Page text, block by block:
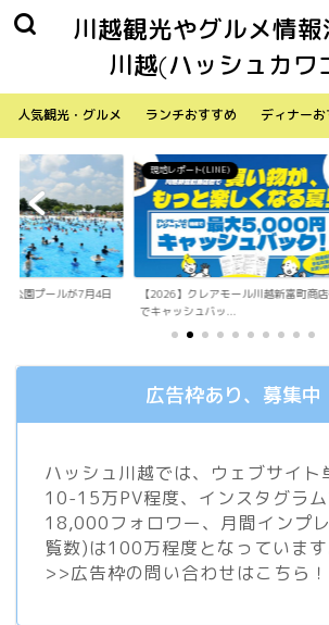
川越観光やグルメ情
川越(ハッシュカワ
人気観光・グルメ ランチおすすめ ディナーお
ル川越新富町商店街
スポーツ
COEDO KAWAGOE F.Cが小学生向けサ
ース...
広告枠あり、募集中
ハッシュ川越では、ウェブサイト
10-15万PV程度、 インスタグラム
18,000フォロワー、月間インプ
覧数)は100万程度となっています
>>広告枠の問い合わせはこちら！